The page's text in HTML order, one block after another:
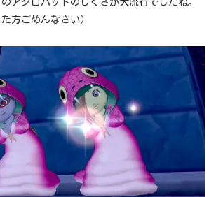
アクロバットのしぐさが大流行でしたね。
方ごめんなさい）